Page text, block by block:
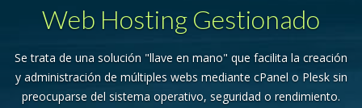
Web Hosting Gestionado
Se trata de una solución "llave en mano" que facilita la creación
y administración de múltiples webs mediante cPanel o Plesk sin
preocuparse del sistema operativo, seguridad o rendimiento.